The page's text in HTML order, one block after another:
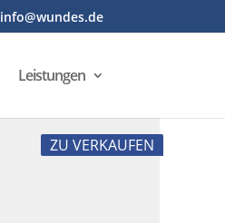
info@wundes.de
Leistungen
ZU VERKAUFEN